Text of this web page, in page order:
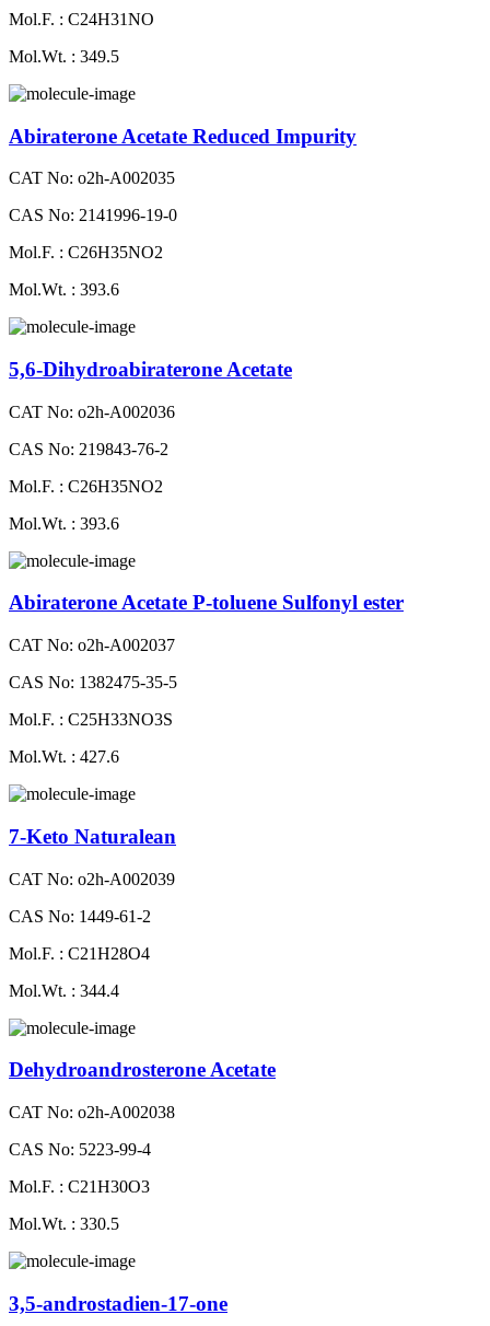
Mol.F. : C24H31NO
Mol.Wt. : 349.5
Abiraterone Acetate Reduced Impurity
CAT No: o2h-A002035
CAS No: 2141996-19-0
Mol.F. : C26H35NO2
Mol.Wt. : 393.6
5,6-Dihydroabiraterone Acetate
CAT No: o2h-A002036
CAS No: 219843-76-2
Mol.F. : C26H35NO2
Mol.Wt. : 393.6
Abiraterone Acetate P-toluene Sulfonyl ester
CAT No: o2h-A002037
CAS No: 1382475-35-5
Mol.F. : C25H33NO3S
Mol.Wt. : 427.6
7-Keto Naturalean
CAT No: o2h-A002039
CAS No: 1449-61-2
Mol.F. : C21H28O4
Mol.Wt. : 344.4
Dehydroandrosterone Acetate
CAT No: o2h-A002038
CAS No: 5223-99-4
Mol.F. : C21H30O3
Mol.Wt. : 330.5
3,5-androstadien-17-one